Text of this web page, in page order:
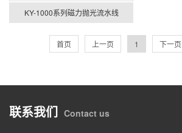
KY-1000系列磁力抛光流水线
首页 上一页 1 下一页
联系我们 Contact us